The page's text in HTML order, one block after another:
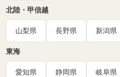
北陸・甲信越
山梨県 長野県 新潟県
東海
愛知県 静岡県 岐阜県